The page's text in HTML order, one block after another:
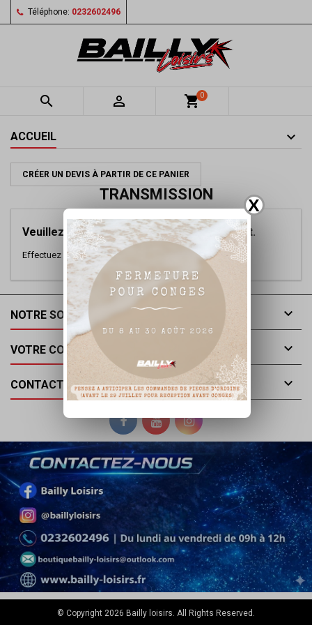
X
Téléphone: 0232602496
  shopping_cart0
ACCUEIL
CRÉER UN DEVIS À PARTIR DE CE PANIER
TRANSMISSION
Veuillez nous excuser pour le désagrément.
Effectuez une nouvelle recherche
NOTRE SOCIÉTÉ 
VOTRE COMPTE 
CONTACT 
© Copyright 2026 Bailly loisirs. All Rights Reserved.